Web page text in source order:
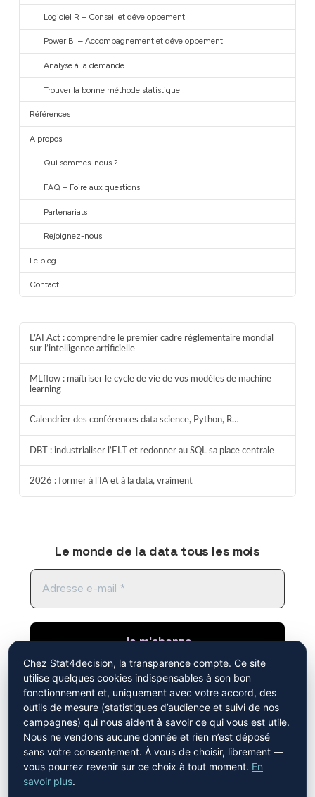
Logiciel R – Conseil et développement
Power BI – Accompagnement et développement
Analyse à la demande
Trouver la bonne méthode statistique
Références
A propos
Qui sommes-nous ?
FAQ – Foire aux questions
Partenariats
Rejoignez-nous
Le blog
Contact
L’AI Act : comprendre le premier cadre réglementaire mondial
sur l’intelligence artificielle
MLflow : maîtriser le cycle de vie de vos modèles de machine
learning
Calendrier des conférences data science, Python, R…
DBT : industrialiser l’ELT et redonner au SQL sa place centrale
2026 : former à l’IA et à la data, vraiment
Le monde de la data tous les mois
En cliquant sur "je m'abonne", vous acceptez de
recevoir notre newsletter. Vous avez pris
connaissance de notrepolitique de
confidentialité
Mistral AI
Chez Stat4decision, la transparence compte. Ce site
utilise quelques cookies indispensables à son bon
fonctionnement et, uniquement avec votre accord, des
outils de mesure (statistiques d’audience et suivi de nos
campagnes) qui nous aident à savoir ce qui vous est utile.
Nous ne vendons aucune donnée et rien n’est déposé
sans votre consentement. À vous de choisir, librement —
vous pourrez revenir sur ce choix à tout moment. En
savoir plus.